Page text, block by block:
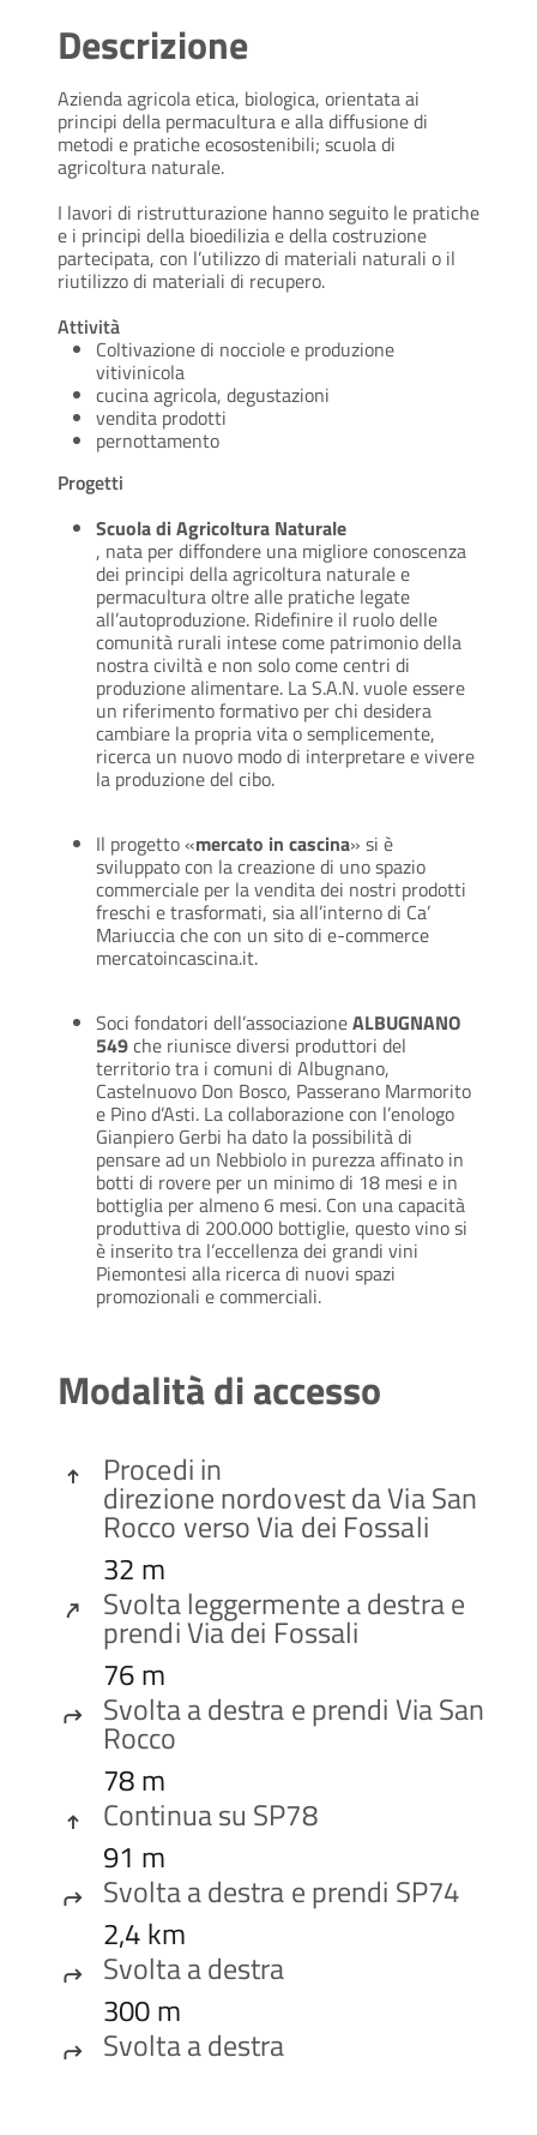
Descrizione
Azienda agricola etica, biologica, orientata ai
principi della permacultura e alla diffusione di
metodi e pratiche ecosostenibili; scuola di
agricoltura naturale.
I lavori di ristrutturazione hanno seguito le pratiche
e i principi della bioedilizia e della costruzione
partecipata, con l’utilizzo di materiali naturali o il
riutilizzo di materiali di recupero.
Attività
Coltivazione di nocciole e produzione
vitivinicola
cucina agricola, degustazioni
vendita prodotti
pernottamento
Progetti
Scuola di Agricoltura Naturale
, nata per diffondere una migliore conoscenza
dei principi della agricoltura naturale e
permacultura oltre alle pratiche legate
all’autoproduzione. Ridefinire il ruolo delle
comunità rurali intese come patrimonio della
nostra civiltà e non solo come centri di
produzione alimentare. La S.A.N. vuole essere
un riferimento formativo per chi desidera
cambiare la propria vita o semplicemente,
ricerca un nuovo modo di interpretare e vivere
la produzione del cibo.
Il progetto «mercato in cascina» si è
sviluppato con la creazione di uno spazio
commerciale per la vendita dei nostri prodotti
freschi e trasformati, sia all’interno di Ca’
Mariuccia che con un sito di e-commerce
mercatoincascina.it.
Soci fondatori dell’associazioneALBUGNANO
549che riunisce diversi produttori del
territorio tra i comuni di Albugnano,
Castelnuovo Don Bosco, Passerano Marmorito
e Pino d’Asti. La collaborazione con l’enologo
Gianpiero Gerbi ha dato la possibilità di
pensare ad un Nebbiolo in purezza affinato in
botti di rovere per un minimo di 18 mesi e in
bottiglia per almeno 6 mesi. Con una capacità
produttiva di 200.000 bottiglie, questo vino si
è inserito tra l’eccellenza dei grandi vini
Piemontesi alla ricerca di nuovi spazi
promozionali e commerciali.
Modalità di accesso
Procedi in
direzionenordovestdaVia San
RoccoversoVia dei Fossali
32 m
Svolta leggermente adestrae
prendiVia dei Fossali
76 m
Svolta adestrae prendiVia San
Rocco
78 m
Continua su SP78
91 m
Svolta adestrae prendi SP74
2,4 km
Svolta adestra
300 m
Svolta adestra